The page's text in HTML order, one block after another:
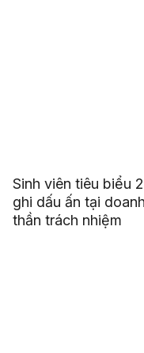
Sinh viên tiêu biểu
ghi dấu ấn tại
thần trách nhiệm